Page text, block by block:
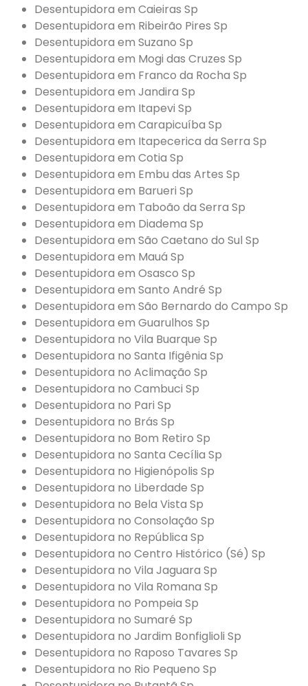
Desentupidora em Caieiras Sp
Desentupidora em Ribeirão Pires Sp
Desentupidora em Suzano Sp
Desentupidora em Mogi das Cruzes Sp
Desentupidora em Franco da Rocha Sp
Desentupidora em Jandira Sp
Desentupidora em Itapevi Sp
Desentupidora em Carapicuíba Sp
Desentupidora em Itapecerica da Serra Sp
Desentupidora em Cotia Sp
Desentupidora em Embu das Artes Sp
Desentupidora em Barueri Sp
Desentupidora em Taboão da Serra Sp
Desentupidora em Diadema Sp
Desentupidora em São Caetano do Sul Sp
Desentupidora em Mauá Sp
Desentupidora em Osasco Sp
Desentupidora em Santo André Sp
Desentupidora em São Bernardo do Campo Sp
Desentupidora em Guarulhos Sp
Desentupidora no Vila Buarque Sp
Desentupidora no Santa Ifigênia Sp
Desentupidora no Aclimação Sp
Desentupidora no Cambuci Sp
Desentupidora no Pari Sp
Desentupidora no Brás Sp
Desentupidora no Bom Retiro Sp
Desentupidora no Santa Cecília Sp
Desentupidora no Higienópolis Sp
Desentupidora no Liberdade Sp
Desentupidora no Bela Vista Sp
Desentupidora no Consolação Sp
Desentupidora no República Sp
Desentupidora no Centro Histórico (Sé) Sp
Desentupidora no Vila Jaguara Sp
Desentupidora no Vila Romana Sp
Desentupidora no Pompeia Sp
Desentupidora no Sumaré Sp
Desentupidora no Jardim Bonfiglioli Sp
Desentupidora no Raposo Tavares Sp
Desentupidora no Rio Pequeno Sp